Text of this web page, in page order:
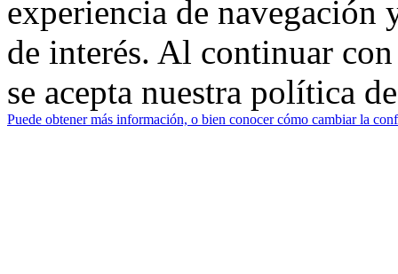
experiencia de
de interés. Al continuar
se acepta nuestra política
Puede obtener más información, o bien conocer cómo cambiar la